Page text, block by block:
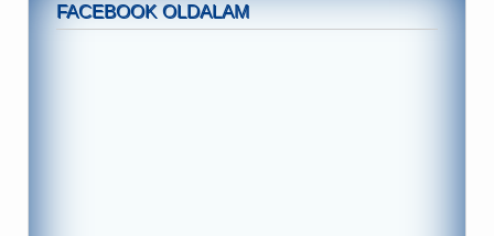
FACEBOOK OLDALAM